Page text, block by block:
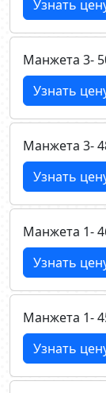
Узнать
Манжета 3-
Узнать
Манжета 3-
Узнать
Манжета 1-
Узнать
Манжета 1-
Узнать